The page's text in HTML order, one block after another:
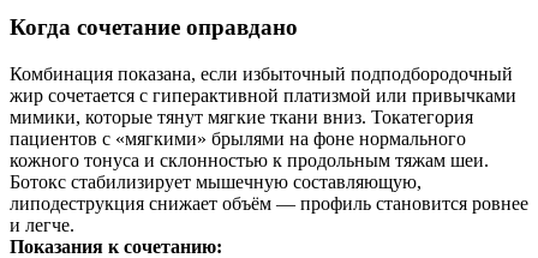
Когда сочетание оправдано
Комбинация показана, если избыточный подподбородочный
жир сочетается с гиперактивной платизмой или привычками
мимики, которые тянут мягкие ткани вниз. Токатегория
пациентов с «мягкими» брылями на фоне нормального
кожного тонуса и склонностью к продольным тяжам шеи.
Ботокс стабилизирует мышечную составляющую,
липодеструкция снижает объём — профиль становится ровнее
и легче.
Показания к сочетанию: